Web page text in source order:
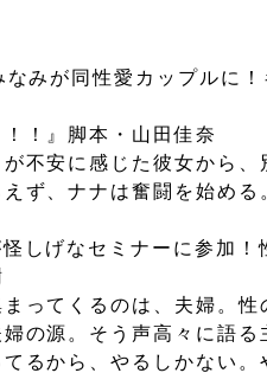
なみが同性愛カップルに
！』脚本・山田佳奈
不安に感じた彼女から
ず、ナナは奮闘を始め
怪しげなセミナーに参
ってくるのは、夫婦。
の源。そう声高々に語
るから、やるしかない